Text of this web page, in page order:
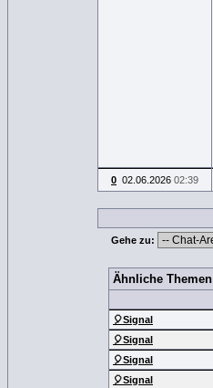
0 02.06.2026 02:39
Gehe zu:
Ähnliche Themen
🎈Signal
🎈Signal
🎈Signal
🎈Signal